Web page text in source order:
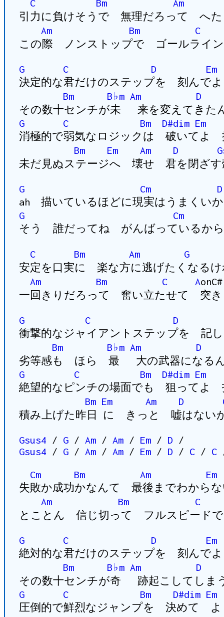
C Bm
Am
引力に負けそうで 無理だろって へた
Am
Bm
C
この際 ノンストップで ゴールラ
G C D
Em
決定的な君だけのステップを 刻んで
Bm
B♭m Am
D
その数十センチが未 来を変えてきた
G
C Bm D#dim Em
消極的で弱気なロジックは 破いてよ
Bm
Em Am D
未だ見ぬステージへ 壊せ 君を閉ざす
G Cm
D
ah 描いているほどに現実はうまくい
G
Cm
そう 誰だってね がんばっているか
C Bm Am
G
安定を口実に 楽な方に逃げたくなるけ
Am
Bm C A
一回きりだろって 奮い立たせて 突
G C
D
衝撃的なジャイアントステップを 記
Bm
B♭m Am
D
劣等感も ほら 最 大の武器になる
G
C Bm D#dim Em
絶望的なピンチの場面でも 狙ってよ
Bm Em Am D
積み上げた昨日 に きっと 嘘はない
Gsus4 / G/ Am/ Am/ Em/ D /
Gsus4 / G/ Am/ Am/ Em/ D / C/ C
Cm
Bm Am
Em
失敗か成功かなんて 最後までわから
Am
Bm
C
とことん 信じ切って フルスピー
G C D
Em
絶対的な君だけのステップを 刻んで
Bm
B♭m Am
D
その数十センチが奇 跡起こしてしま
G
C Bm D#dim Em
圧倒的で鮮烈なジャンプを 決めて